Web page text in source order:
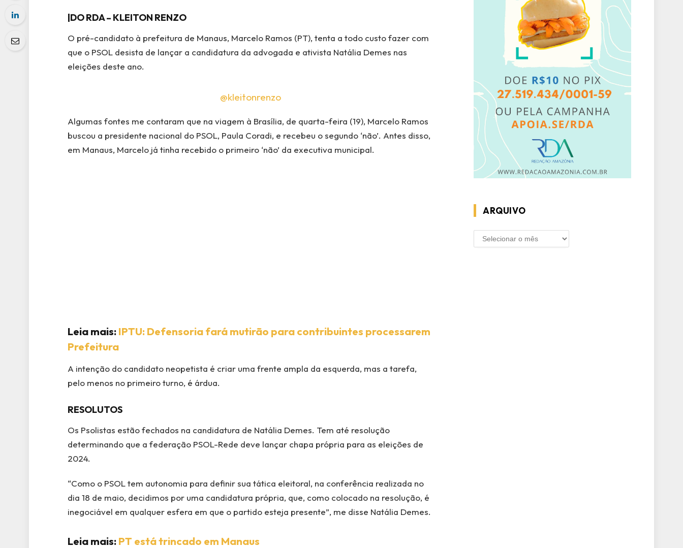
|DO RDA – KLEITON RENZO
O pré-candidato à prefeitura de Manaus, Marcelo Ramos (PT), tenta a todo custo fazer com
que o PSOL desista de lançar a candidatura da advogada e ativista Natália Demes nas
eleições deste ano.
@kleitonrenzo
Algumas fontes me contaram que na viagem à Brasília, de quarta-feira (19), Marcelo Ramos
buscou a presidente nacional do PSOL, Paula Coradi, e recebeu o segundo ‘não’. Antes disso,
em Manaus, Marcelo já tinha recebido o primeiro ‘não’ da executiva municipal.
Leia mais:IPTU: Defensoria fará mutirão para contribuintes processarem
Prefeitura
A intenção do candidato neopetista é criar uma frente ampla da esquerda, mas a tarefa,
pelo menos no primeiro turno, é árdua.
RESOLUTOS
Os Psolistas estão fechados na candidatura de Natália Demes. Tem até resolução
determinando que a federação PSOL-Rede deve lançar chapa própria para as eleições de
2024.
“Como o PSOL tem autonomia para definir sua tática eleitoral, na conferência realizada no
dia 18 de maio, decidimos por uma candidatura própria, que, como colocado na resolução, é
inegociável em qualquer esfera em que o partido esteja presente”, me disse Natália Demes.
Leia mais:PT está trincado em Manaus
ARQUIVO
ARQUIVO